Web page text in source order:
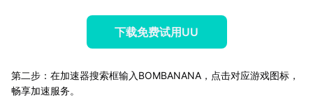
下载免费试用UU
第二步：在加速器搜索框输入BOMBANANA，点击对应游戏图标，
畅享加速服务。